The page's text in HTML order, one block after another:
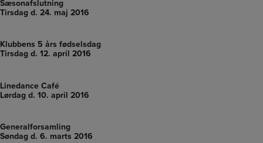
Sæsonafslutning
Tirsdag d. 24. maj 2016
Klubbens 5 års fødselsdag
Tirsdag d. 12. april 2016
Linedance Café
Lørdag d. 10. april 2016
Generalforsamling
Søndag d. 6. marts 2016